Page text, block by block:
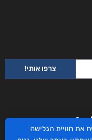
צרפו אותי!
את חוויית הגלישה